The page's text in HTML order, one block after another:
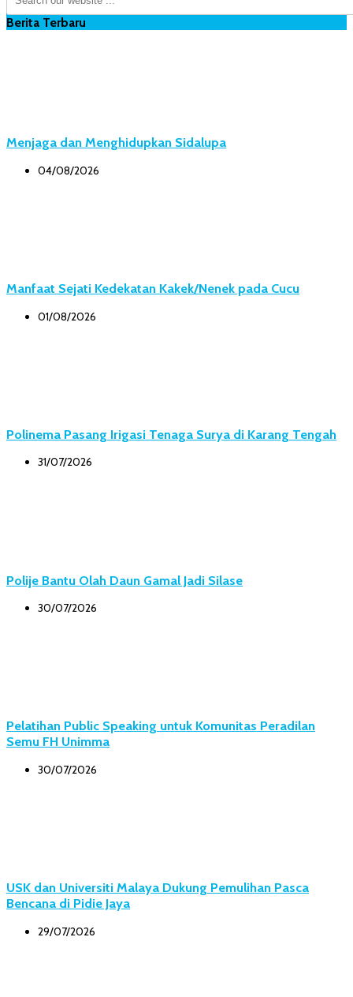
Berita Terbaru
Menjaga dan Menghidupkan Sidalupa
04/08/2026
Manfaat Sejati Kedekatan Kakek/Nenek pada Cucu
01/08/2026
Polinema Pasang Irigasi Tenaga Surya di Karang Tengah
31/07/2026
Polije Bantu Olah Daun Gamal Jadi Silase
30/07/2026
Pelatihan Public Speaking untuk Komunitas Peradilan
Semu FH Unimma
30/07/2026
USK dan Universiti Malaya Dukung Pemulihan Pasca
Bencana di Pidie Jaya
29/07/2026